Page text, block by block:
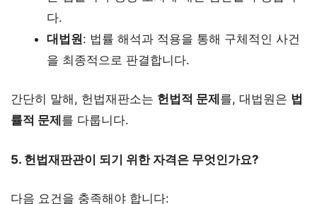
다.
대법원: 법률 해석과 적용을 통해 구체적인 사건
을 최종적으로 판결합니다.
간단히 말해, 헌법재판소는 헌법적 문제 를, 대법원은 법
률적 문제 를 다룹니다.
5. 헌법재판관이 되기 위한 자격은 무엇인가요?
다음 요건을 충족해야 합니다: